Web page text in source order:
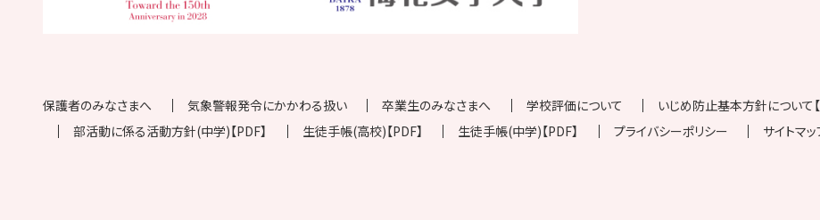
保護者のみなさまへ 気象警報発令にかかわる扱い 卒業生のみなさまへ 学校評価について いじめ防止基本方針について【
部活動に係る活動方針(中学)【PDF】
生徒手帳(高校)【PDF】 生徒手帳(中学)【PDF】 プライバシーポリシー サイトマ